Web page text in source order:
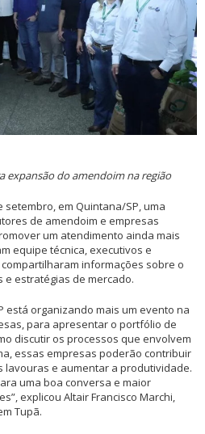
expansão do amendoim na região
setembro, em Quintana/SP, uma
de amendoim e empresas
um atendimento ainda mais
equipe técnica, executivos e
informações sobre o
estratégias de mercado.
está organizando mais um evento na
para apresentar o portfólio de
discutir os processos que envolvem
essas empresas poderão contribuir
lavouras e aumentar a produtividade.
uma boa conversa e maior
explicou Altair Francisco Marchi,
Tupã.